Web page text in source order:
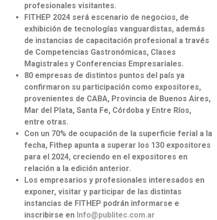
profesionales visitantes.
FITHEP 2024 será escenario de negocios, de
exhibición de tecnologías vanguardistas, además
de instancias de capacitación profesional a través
de Competencias Gastronómicas, Clases
Magistrales y Conferencias Empresariales.
80 empresas de distintos puntos del país ya
confirmaron su participación como expositores,
provenientes de CABA, Provincia de Buenos Aires,
Mar del Plata, Santa Fe, Córdoba y Entre Ríos,
entre otras.
Con un 70% de ocupación de la superficie ferial a la
fecha, Fithep apunta a superar los 130 expositores
para el 2024, creciendo en el expositores en
relación a la edición anterior.
Los empresarios y profesionales interesados en
exponer, visitar y participar de las distintas
instancias de FITHEP podrán informarse e
inscribirse en Info@publitec.com.ar